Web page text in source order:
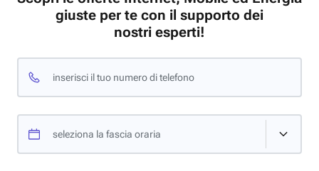
giuste per te con il supporto dei
nostri esperti!
inserisci il tuo numero di telefono
seleziona la fascia oraria